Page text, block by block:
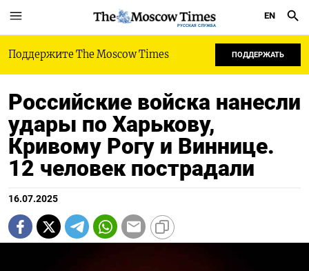
РУССКАЯ СЛУЖБА
EN
Поддержите The Moscow Times ПОДДЕРЖАТЬ
Российские войска нанесли
удары по Харькову,
Кривому Рогу и Виннице.
12 человек пострадали
16.07.2025